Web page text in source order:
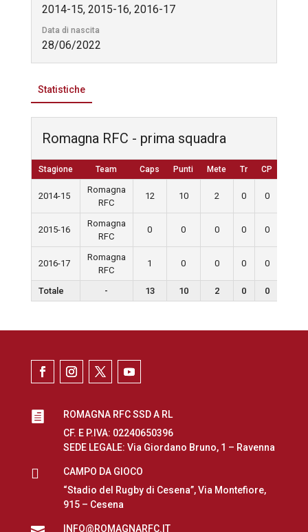
2014-15, 2015-16, 2016-17
Data di nascita
28/06/2022
Statistiche
Romagna RFC - prima squadra
Stagione Team Caps Punti Mete Tr CP
2014-15
Romagna
RFC
12 10 2 0 0
2015-16
Romagna
RFC
0 0 0 0 0
2016-17
Romagna
RFC
1 0 0 0 0
Totale - 13 10 2 0 0

ROMAGNA RFC SSD A RL
CF. E P.IVA: 02240650396
SEDE LEGALE: Via Giordano Bruno, 1 – Ravenna

CAMPO DA GIOCO
“Stadio del Rugby di Cesena”, Via Montefiore,
915 – Cesena
INFO@ROMAGNARFC.IT